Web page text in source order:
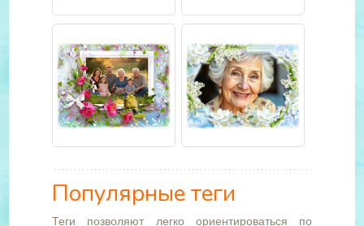
Популярные теги
Теги позволяют легко ориентироваться по